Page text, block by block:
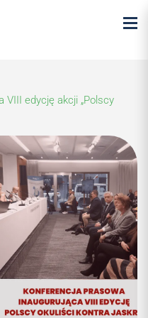
VIII edycję akcji „Polscy